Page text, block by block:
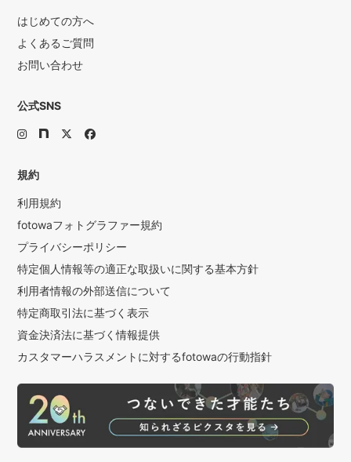
はじめての方へ
よくあるご質問
お問い合わせ
公式SNS
規約
利用規約
fotowaフォトグラファー規約
プライバシーポリシー
特定個人情報等の適正な取扱いに関する基本方針
利用者情報の外部送信について
特定商取引法に基づく表示
資金決済法に基づく情報提供
カスタマーハラスメントに対するfotowaの行動指針